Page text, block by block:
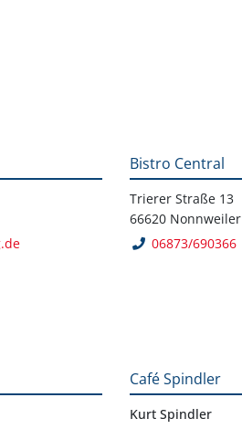
Bistro Central
Trierer Straße 13
66620 Nonnweiler
06873/690366
Café Spindler
Kurt Spindler